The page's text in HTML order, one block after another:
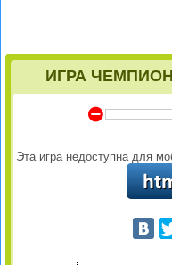
ИГРА
Y
Эта игра недоступна для